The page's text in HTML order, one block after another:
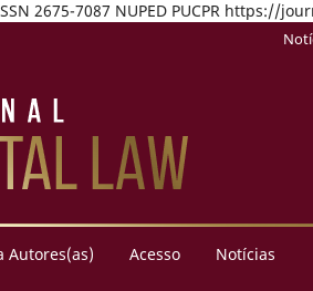
2675-7087 NUPED PUCPR https://
Autores(as) Acesso Notícias